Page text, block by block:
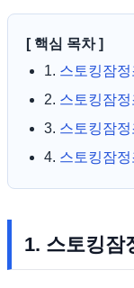
[ 핵심 목차 ]
1. 스토킹잠
2. 스토킹잠
3. 스토킹잠
4. 스토킹잠
1. 스토킹잠